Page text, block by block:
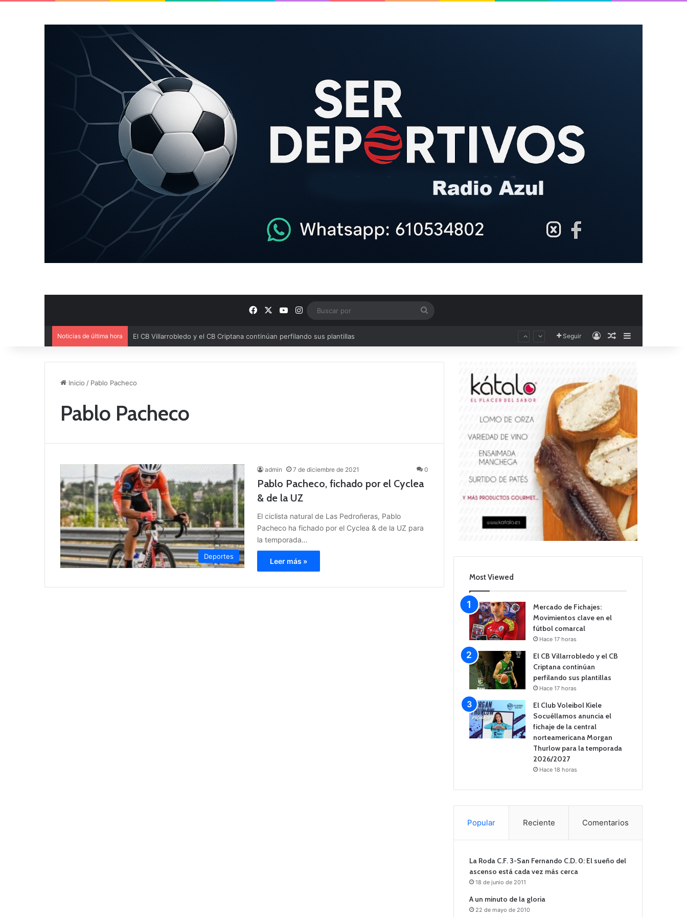
FacebookYouTube
Instagram
Noticias de última hora Seguir AccesoPublicación al
Inicio / Pablo Pacheco
Pablo Pacheco
Deportes
admin 7 de diciembre de 2021 0
Pablo Pacheco, fichado por el Cyclea
& de la UZ
El ciclista natural de Las Pedroñeras, Pablo
Pacheco ha fichado por el Cyclea & de la UZ para
la temporada…
Leer más »
Most Viewed
Mercado de Fichajes:
Movimientos clave en el
fútbol comarcal
Hace 17 horas
El CB Villarrobledo y el CB
Criptana continúan
perfilando sus plantillas
Hace 17 horas
El Club Voleibol Kiele
Socuéllamos anuncia el
fichaje de la central
norteamericana Morgan
Thurlow para la temporada
2026/2027
Hace 18 horas
Popular Reciente Comentarios
La Roda C.F. 3-San Fernando C.D. 0: El sueño del
ascenso está cada vez más cerca
18 de junio de 2011
A un minuto de la gloria
22 de mayo de 2010